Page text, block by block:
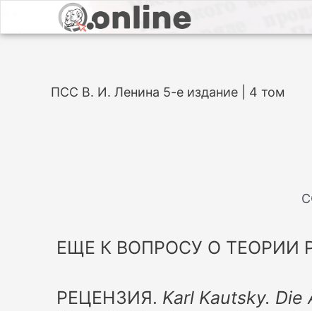
ПСС В. И. Ленина 5-е издание | 4 том
ЕЩЕ К ВОПРОСУ О ТЕОРИИ
РЕЦЕНЗИЯ. Karl Kautsky. Die